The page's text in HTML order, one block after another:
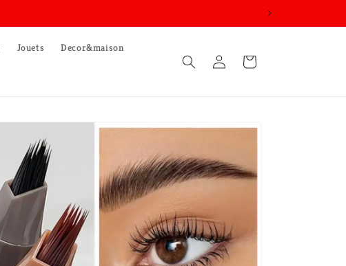
Jouets Decor&maison
Connexion Panier